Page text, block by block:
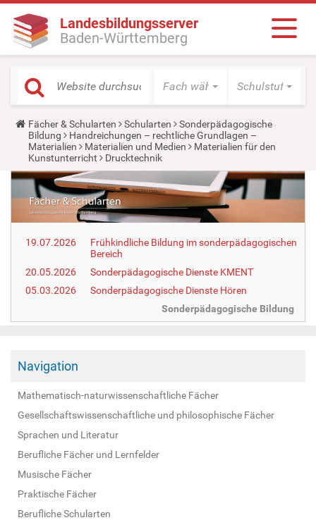
Landesbildungsserver
Baden-Württemberg
Fach wählen Schulstufe
Y
o
u
a
r
e
e
r
e
Fächer & Schularten Schularten
Sonderpädagogische
Bildung
Handreichungen – rechtliche Grundlagen –
Materialien
Materialien und Medien
Materialien für den
Kunstunterricht
Drucktechnik
19.07.2026
Frühkindliche Bildung im sonderpädagogischen
Bereich
20.05.2026
Sonderpädagogische Dienste KMENT
05.03.2026
Sonderpädagogische Dienste Hören
Sonderpädagogische Bildung
Navigation
Mathematisch-naturwissenschaftliche Fächer
Gesellschaftswissenschaftliche und philosophische Fächer
Sprachen und Literatur
Berufliche Fächer und Lernfelder
Musische Fächer
Praktische Fächer
Berufliche Schularten